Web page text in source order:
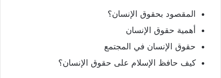
المقصود بحقوق الإنسان؟
أهمية حقوق الإنسان
حقوق الإنسان في المجتمع
كيف حافظ الإسلام على حقوق الإنسان؟